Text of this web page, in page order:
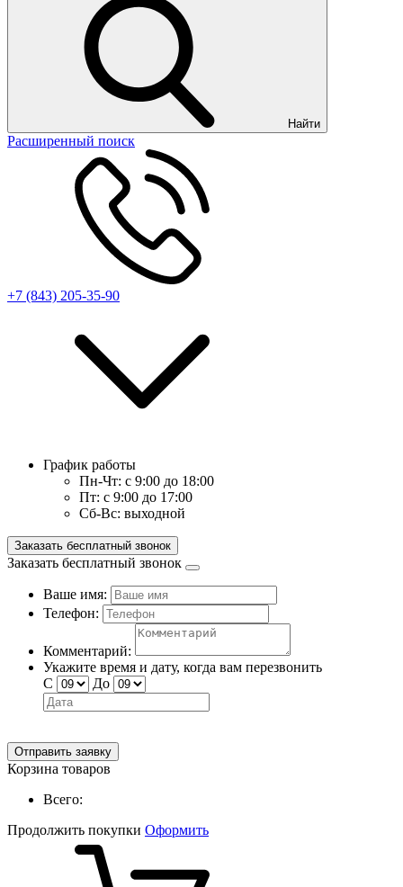
Найти
Расширенный поиск
+7 (843) 205-35-90
График работы
Пн-Чт: с 9:00 до 18:00
Пт: с 9:00 до 17:00
Сб-Вс: выходной
Заказать бесплатный звонок
Заказать бесплатный звонок
Ваше имя:
Телефон:
Комментарий:
Укажите время и дату, когда вам перезвонить
С
До
Отправить заявку
Корзина товаров
Всего:
Продолжить покупки Оформить